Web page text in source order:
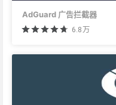
AdGuard 广告拦截器
6.8万